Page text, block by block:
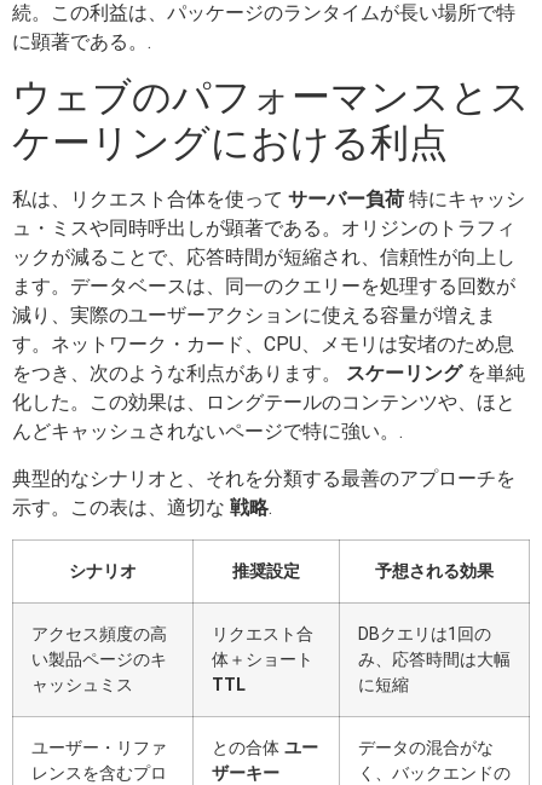
続。この利益は、パッケージのランタイムが長い場所で特
に顕著である。.
ウェブのパフォーマンスとス
ケーリングにおける利点
私は、リクエスト合体を使って サーバー負荷 特にキャッシ
ュ・ミスや同時呼出しが顕著である。オリジンのトラフィ
ックが減ることで、応答時間が短縮され、信頼性が向上し
ます。データベースは、同一のクエリーを処理する回数が
減り、実際のユーザーアクションに使える容量が増えま
す。ネットワーク・カード、CPU、メモリは安堵のため息
をつき、次のような利点があります。 スケーリングを単純
化した。この効果は、ロングテールのコンテンツや、ほと
んどキャッシュされないページで特に強い。.
典型的なシナリオと、それを分類する最善のアプローチを
示す。この表は、適切な 戦略.
シナリオ 推奨設定 予想される効果
アクセス頻度の高
い製品ページのキ
ャッシュミス
リクエスト合
体＋ショート
TTL
DBクエリは1回の
み、応答時間は大幅
に短縮
ユーザー・リファ
レンスを含むプロ
との合体 ユー
ザーキー
データの混合がな
く、バックエンドの